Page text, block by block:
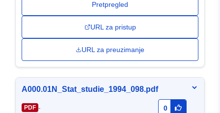
Pretpregled
URL za pristup
URL za preuzimanje
A000.01N_Stat_studie_1994_098.pdf
PDF - 0